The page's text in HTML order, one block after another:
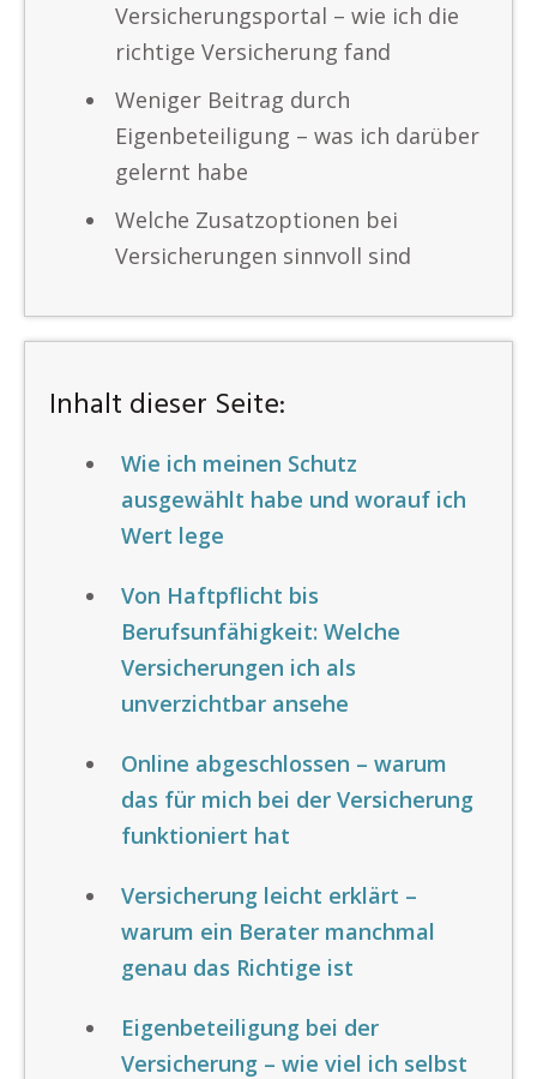
Versicherungsportal – wie ich die
richtige Versicherung fand
Weniger Beitrag durch
Eigenbeteiligung – was ich darüber
gelernt habe
Welche Zusatzoptionen bei
Versicherungen sinnvoll sind
Inhalt dieser Seite:
Wie ich meinen Schutz
ausgewählt habe und worauf ich
Wert lege
Von Haftpflicht bis
Berufsunfähigkeit: Welche
Versicherungen ich als
unverzichtbar ansehe
Online abgeschlossen – warum
das für mich bei der Versicherung
funktioniert hat
Versicherung leicht erklärt –
warum ein Berater manchmal
genau das Richtige ist
Eigenbeteiligung bei der
Versicherung – wie viel ich selbst